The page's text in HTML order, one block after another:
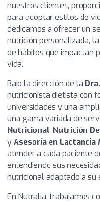
nuestros clientes,
para adoptar estilos de
dedicamos a ofrecer un
nutrición personalizada,
de hábitos que impactan
vida.
Bajo la dirección de la
nutricionista dietista con
universidades y una
una gama variada de
Nutricional, Nutrición
yAsesoría en Lactancia
atender a cada paciente
entendiendo sus
nutricional adaptado a su
En Nutralia, trabajamos